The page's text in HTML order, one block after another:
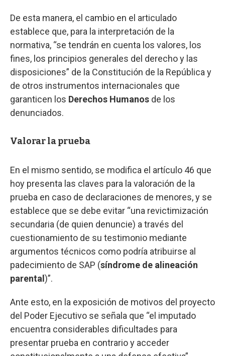
De esta manera, el cambio en el articulado
establece que, para la interpretación de la
normativa, “se tendrán en cuenta los valores, los
fines, los principios generales del derecho y las
disposiciones” de la Constitución de la República y
de otros instrumentos internacionales que
garanticen los Derechos Humanos de los
denunciados.
Valorar la prueba
En el mismo sentido, se modifica el artículo 46 que
hoy presenta las claves para la valoración de la
prueba en caso de declaraciones de menores, y se
establece que se debe evitar “una revictimización
secundaria (de quien denuncie) a través del
cuestionamiento de su testimonio mediante
argumentos técnicos como podría atribuirse al
padecimiento de SAP (síndrome de alineación
parental )”.
Ante esto, en la exposición de motivos del proyecto
del Poder Ejecutivo se señala que “el imputado
encuentra considerables dificultades para
presentar prueba en contrario y acceder